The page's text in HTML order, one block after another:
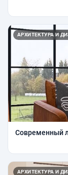
АРХИТЕКТУРА И
Современный
АРХИТЕКТУРА И